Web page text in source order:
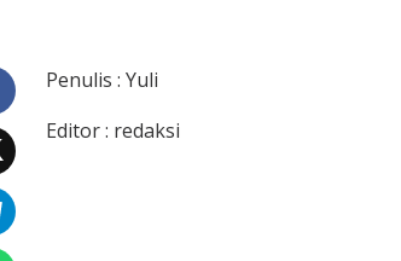
A
N
Penulis : Yuli
Editor : redaksi